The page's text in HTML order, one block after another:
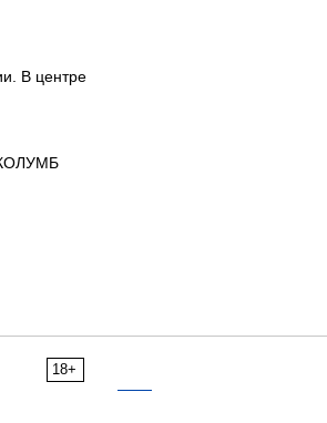
В центре
КОЛУМБ
18+